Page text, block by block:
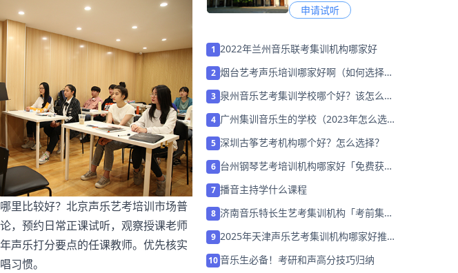
里比较好？北京声乐艺考培训市场普
，预约日常正课试听，观察授课老师
声乐打分要点的任课教师。优先核实
习惯。
申请试听
1 2022年兰州音乐联考集训机构哪家好
2 烟台艺考声乐培训哪家好啊（如何选择机
3 泉州音乐艺考集训学校哪个好？该怎么选
4 广州集训音乐生的学校（2023年怎么选择
5 深圳古筝艺考机构哪个好？怎么选择？
6 台州钢琴艺考培训机构哪家好「免费获取
7 播音主持学什么课程
8 济南音乐特长生艺考集训机构「考前集训
9 2025年天津声乐艺考集训机构哪家好推荐
10音乐生必备！考研和声高分技巧归纳